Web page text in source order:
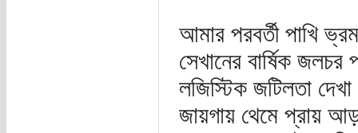
আমার পরবর্তী পাখি
সেখানের বার্ষিক জলচর
লজিস্টিক জটিলতা
জায়গায় থেমে প্রায়